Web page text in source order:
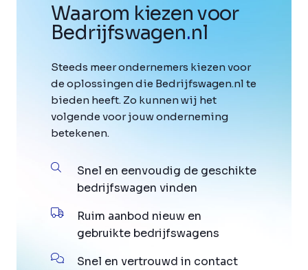
Waarom kiezen voor
Bedrijfswagen.nl
Steeds meer ondernemers kiezen voor
de oplossingen die Bedrijfswagen.nl te
bieden heeft. Zo kunnen wij het
volgende voor jouw onderneming
betekenen.
Snel en eenvoudig de geschikte
bedrijfswagen vinden
Ruim aanbod nieuw en
gebruikte bedrijfswagens
Snel en vertrouwd in contact